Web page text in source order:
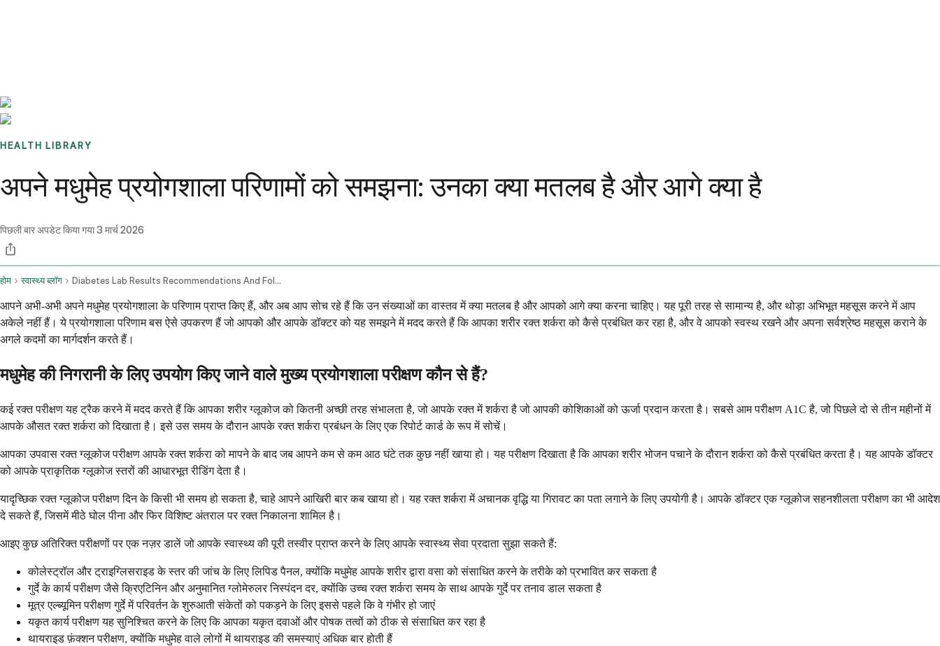
HEALTH LIBRARY
अपने मधुमेह प्रयोगशाला परिणामों को समझना: उनका क्या मतलब है और आगे क्या है
पिछली बार अपडेट किया गया3 मार्च 2026
होम स्वास्थ्य ब्लॉग Diabetes Lab Results Recommendations And Follow Up
आपने अभी-अभी अपने मधुमेह प्रयोगशाला के परिणाम प्राप्त किए हैं, और अब आप सोच रहे हैं कि उन संख्याओं का वास्तव में क्या मतलब है और आपको आगे क्या करना चाहिए। यह पूरी तरह से सामान्य है, और थोड़ा अभिभूत महसूस करने में आप
अकेले नहीं हैं। ये प्रयोगशाला परिणाम बस ऐसे उपकरण हैं जो आपको और आपके डॉक्टर को यह समझने में मदद करते हैं कि आपका शरीर रक्त शर्करा को कैसे प्रबंधित कर रहा है, और वे आपको स्वस्थ रखने और अपना सर्वश्रेष्ठ महसूस कराने के
अगले कदमों का मार्गदर्शन करते हैं।
मधुमेह की निगरानी के लिए उपयोग किए जाने वाले मुख्य प्रयोगशाला परीक्षण कौन से हैं?
कई रक्त परीक्षण यह ट्रैक करने में मदद करते हैं कि आपका शरीर ग्लूकोज को कितनी अच्छी तरह संभालता है, जो आपके रक्त में शर्करा है जो आपकी कोशिकाओं को ऊर्जा प्रदान करता है। सबसे आम परीक्षण A1C है, जो पिछले दो से तीन महीनों में
आपके औसत रक्त शर्करा को दिखाता है। इसे उस समय के दौरान आपके रक्त शर्करा प्रबंधन के लिए एक रिपोर्ट कार्ड के रूप में सोचें।
आपका उपवास रक्त ग्लूकोज परीक्षण आपके रक्त शर्करा को मापने के बाद जब आपने कम से कम आठ घंटे तक कुछ नहीं खाया हो। यह परीक्षण दिखाता है कि आपका शरीर भोजन पचाने के दौरान शर्करा को कैसे प्रबंधित करता है। यह आपके डॉक्टर
को आपके प्राकृतिक ग्लूकोज स्तरों की आधारभूत रीडिंग देता है।
यादृच्छिक रक्त ग्लूकोज परीक्षण दिन के किसी भी समय हो सकता है, चाहे आपने आखिरी बार कब खाया हो। यह रक्त शर्करा में अचानक वृद्धि या गिरावट का पता लगाने के लिए उपयोगी है। आपके डॉक्टर एक ग्लूकोज सहनशीलता परीक्षण का भी आदेश
दे सकते हैं, जिसमें मीठे घोल पीना और फिर विशिष्ट अंतराल पर रक्त निकालना शामिल है।
आइए कुछ अतिरिक्त परीक्षणों पर एक नज़र डालें जो आपके स्वास्थ्य की पूरी तस्वीर प्राप्त करने के लिए आपके स्वास्थ्य सेवा प्रदाता सुझा सकते हैं:
कोलेस्ट्रॉल और ट्राइग्लिसराइड के स्तर की जांच के लिए लिपिड पैनल, क्योंकि मधुमेह आपके शरीर द्वारा वसा को संसाधित करने के तरीके को प्रभावित कर सकता है
गुर्दे के कार्य परीक्षण जैसे क्रिएटिनिन और अनुमानित ग्लोमेरुलर निस्पंदन दर, क्योंकि उच्च रक्त शर्करा समय के साथ आपके गुर्दे पर तनाव डाल सकता है
मूत्र एल्ब्यूमिन परीक्षण गुर्दे में परिवर्तन के शुरुआती संकेतों को पकड़ने के लिए इससे पहले कि वे गंभीर हो जाएं
यकृत कार्य परीक्षण यह सुनिश्चित करने के लिए कि आपका यकृत दवाओं और पोषक तत्वों को ठीक से संसाधित कर रहा है
थायराइड फ़ंक्शन परीक्षण, क्योंकि मधुमेह वाले लोगों में थायराइड की समस्याएं अधिक बार होती हैं